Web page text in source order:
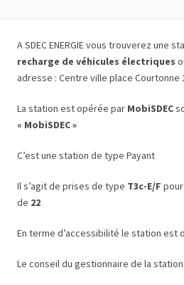
A SDEC ENERGIE vous trouverez une
recharge de véhicules électriques
adresse : Centre ville place Courtonne
La station est opérée par MobiSDEC
« MobiSDEC »
C’est une station de type Payant
Il s’agit de prises de type T3c-E/F
de 22
En terme d’accessibilité le station est
Le conseil du gestionnaire de la station